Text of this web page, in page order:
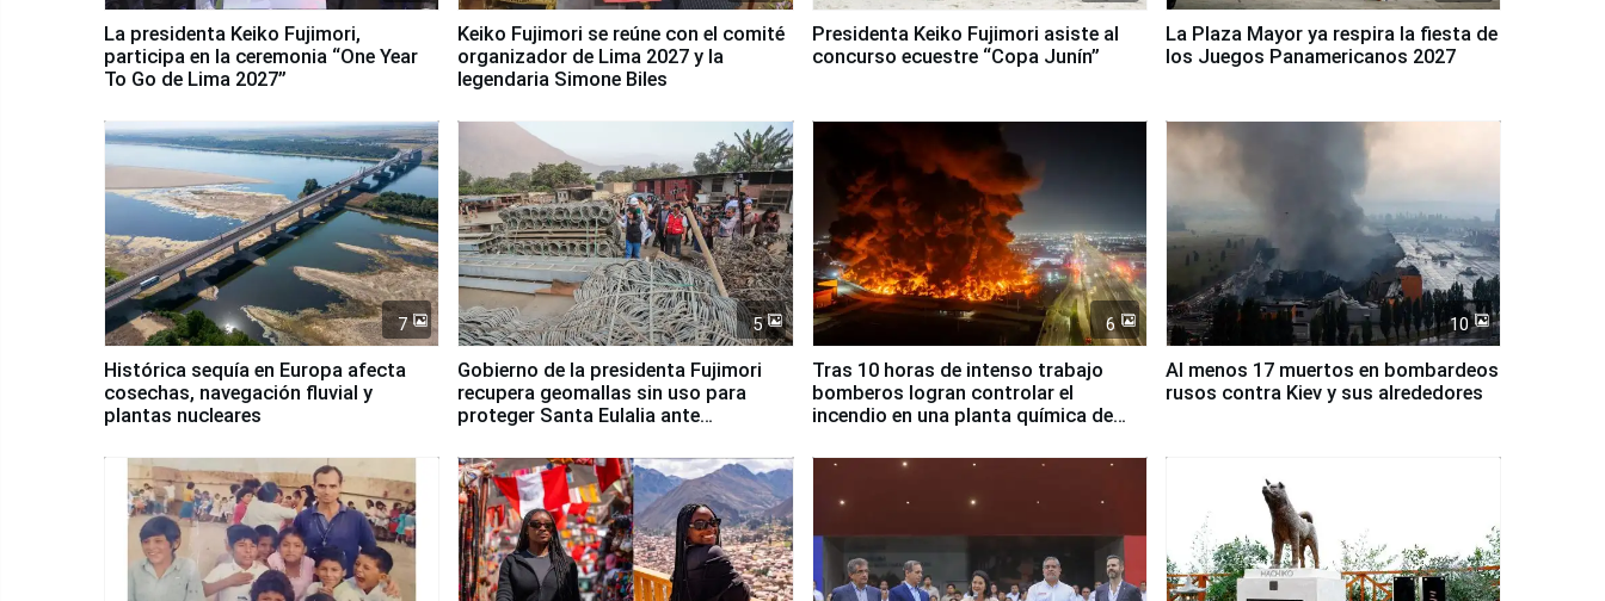
La presidenta Keiko Fujimori,
participa en la ceremonia “One Year
To Go de Lima 2027”
Keiko Fujimori se reúne con el comité
organizador de Lima 2027 y la
legendaria Simone Biles
Presidenta Keiko Fujimori asiste al
concurso ecuestre “Copa Junín”
La Plaza Mayor ya respira la fiesta de
los Juegos Panamericanos 2027
7
Histórica sequía en Europa afecta
cosechas, navegación fluvial y
plantas nucleares
5
Gobierno de la presidenta Fujimori
recupera geomallas sin uso para
proteger Santa Eulalia ante
6
Tras 10 horas de intenso trabajo
bomberos logran controlar el
incendio en una planta química de
10
Al menos 17 muertos en bombardeos
rusos contra Kiev y sus alrededores